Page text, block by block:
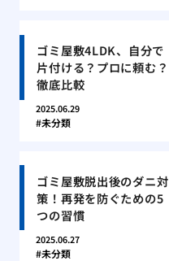
ゴミ屋敷4LDK、自分で
片付ける？プロに頼む？
徹底比較
2025.06.29
未分類
ゴミ屋敷脱出後のダニ対
策！再発を防ぐための5
つの習慣
2025.06.27
未分類